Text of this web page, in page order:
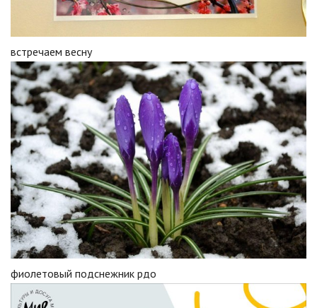
встречаем весну
фиолетовый подснежник рдо